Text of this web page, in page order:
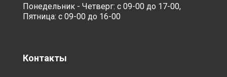
Понедельник - Четверг: с 09-00 до 17-00,
Пятница: с 09-00 до 16-00
Контакты